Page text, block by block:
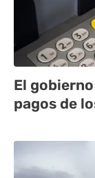
El
pagos de